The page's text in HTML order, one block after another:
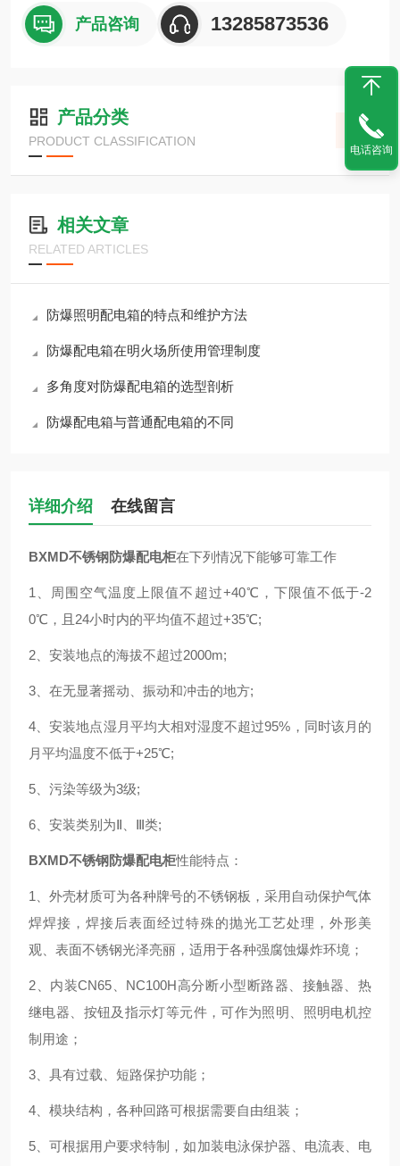
产品咨询 13285873536
产品分类
PRODUCT CLASSIFICATION
相关文章
RELATED ARTICLES
防爆照明配电箱的特点和维护方法
防爆配电箱在明火场所使用管理制度
多角度对防爆配电箱的选型剖析
防爆配电箱与普通配电箱的不同
详细介绍 在线留言
BXMD不锈钢防爆配电柜在下列情况下能够可靠工作
1、周围空气温度上限值不超过+40℃，下限值不低于-2
0℃，且24小时内的平均值不超过+35℃;
2、安装地点的海拔不超过2000m;
3、在无显著摇动、振动和冲击的地方;
4、安装地点湿月平均大相对湿度不超过95%，同时该月的
月平均温度不低于+25℃;
5、污染等级为3级;
6、安装类别为Ⅱ、Ⅲ类;
BXMD不锈钢防爆配电柜性能特点：
1、外壳材质可为各种牌号的不锈钢板，采用自动保护气体
焊焊接，焊接后表面经过特殊的抛光工艺处理，外形美
观、表面不锈钢光泽亮丽，适用于各种强腐蚀爆炸环境；
2、内装CN65、NC100H高分断小型断路器、接触器、热
继电器、按钮及指示灯等元件，可作为照明、照明电机控
制用途；
3、具有过载、短路保护功能；
4、模块结构，各种回路可根据需要自由组装；
5、可根据用户要求特制，如加装电泳保护器、电流表、电
电话咨询